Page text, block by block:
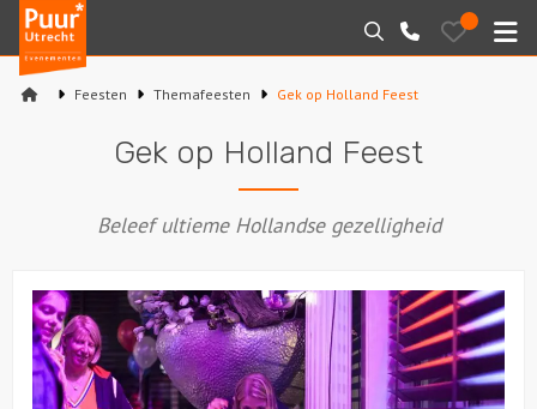
Puur*
Utrecht
bedrijfsuitjes
Zoeken
030-
2145099
Bewaarde
uitjes
Varen
Sport en spel
Workshops
Feesten Themafeesten Gek op Holland Feest
Gek op Holland Feest
Beleef ultieme Hollandse gezelligheid